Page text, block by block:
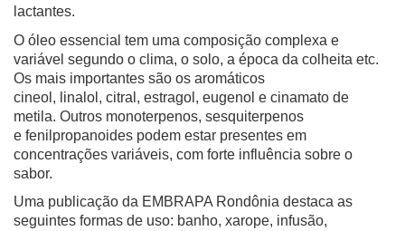
lactantes.
O óleo essencial tem uma composição complexa e
variável segundo o clima, o solo, a época da colheita etc.
Os mais importantes são os aromáticos
cineol, linalol, citral, estragol, eugenol e cinamato de
metila. Outros monoterpenos, sesquiterpenos
e fenilpropanoides podem estar presentes em
concentrações variáveis, com forte influência sobre o
sabor.
Uma publicação da EMBRAPA Rondônia destaca as
seguintes formas de uso: banho, xarope, infusão,